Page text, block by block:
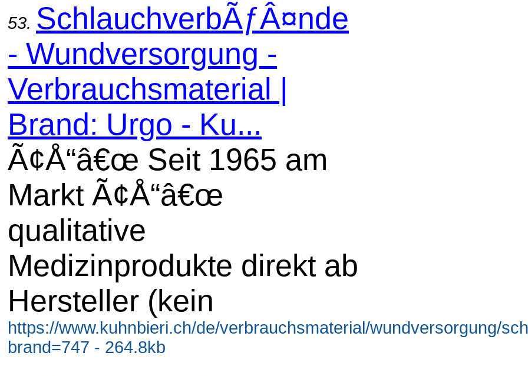
53. SchlauchverbÃƒÂ¤nde
- Wundversorgung -
Verbrauchsmaterial |
Brand: Urgo - Ku...
Ã¢Å“â€œ Seit 1965 am
Markt Ã¢Å“â€œ
qualitative
Medizinprodukte direkt ab
Hersteller (kein
https://www.kuhnbieri.ch/de/verbrauchsmaterial/wundversorgung/
brand=747 - 264.8kb